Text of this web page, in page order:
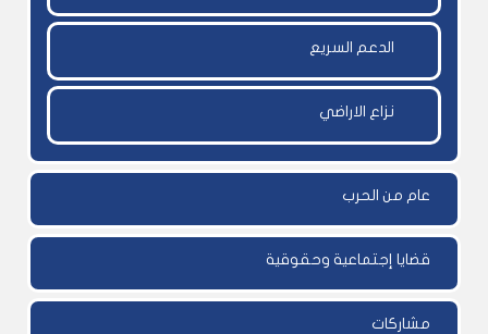
الدعم السريع
نزاع الاراضي
عام من الحرب
قضايا إجتماعية وحقوقية
مشاركات